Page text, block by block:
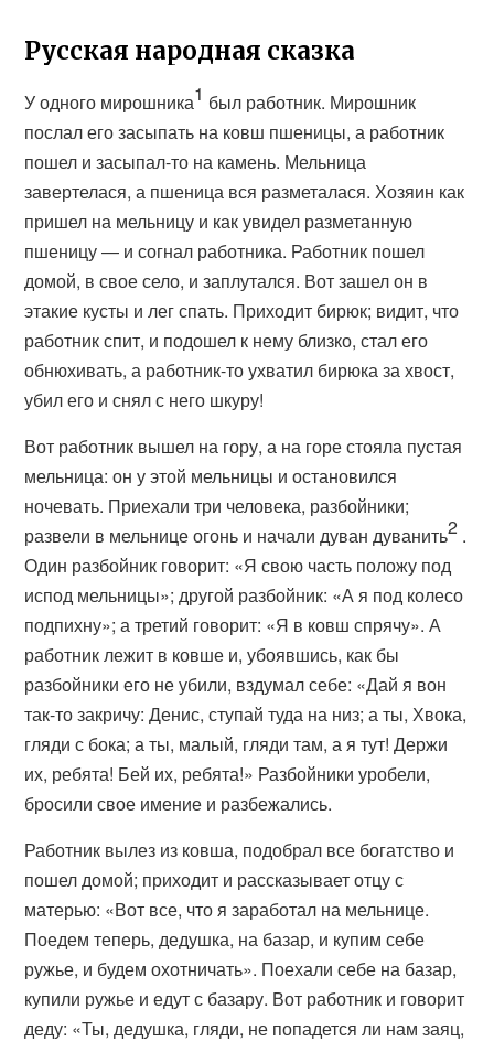
Русская народная сказка
У одного мирошника1 был работник. Мирошник
послал его засыпать на ковш пшеницы, а работник
пошел и засыпал-то на камень. Мельница
завертелася, а пшеница вся разметалася. Хозяин как
пришел на мельницу и как увидел разметанную
пшеницу — и согнал работника. Работник пошел
домой, в свое село, и заплутался. Вот зашел он в
этакие кусты и лег спать. Приходит бирюк; видит, что
работник спит, и подошел к нему близко, стал его
обнюхивать, а работник-то ухватил бирюка за хвост,
убил его и снял с него шкуру!
Вот работник вышел на гору, а на горе стояла пустая
мельница: он у этой мельницы и остановился
ночевать. Приехали три человека, разбойники;
развели в мельнице огонь и начали дуван дуванить2 .
Один разбойник говорит: «Я свою часть положу под
испод мельницы»; другой разбойник: «А я под колесо
подпихну»; а третий говорит: «Я в ковш спрячу». А
работник лежит в ковше и, убоявшись, как бы
разбойники его не убили, вздумал себе: «Дай я вон
так-то закричу: Денис, ступай туда на низ; а ты, Хвока,
гляди с бока; а ты, малый, гляди там, а я тут! Держи
их, ребята! Бей их, ребята!» Разбойники уробели,
бросили свое имение и разбежались.
Работник вылез из ковша, подобрал все богатство и
пошел домой; приходит и рассказывает отцу с
матерью: «Вот все, что я заработал на мельнице.
Поедем теперь, дедушка, на базар, и купим себе
ружье, и будем охотничать». Поехали себе на базар,
купили ружье и едут с базару. Вот работник и говорит
деду: «Ты, дедушка, гляди, не попадется ли нам заяц,